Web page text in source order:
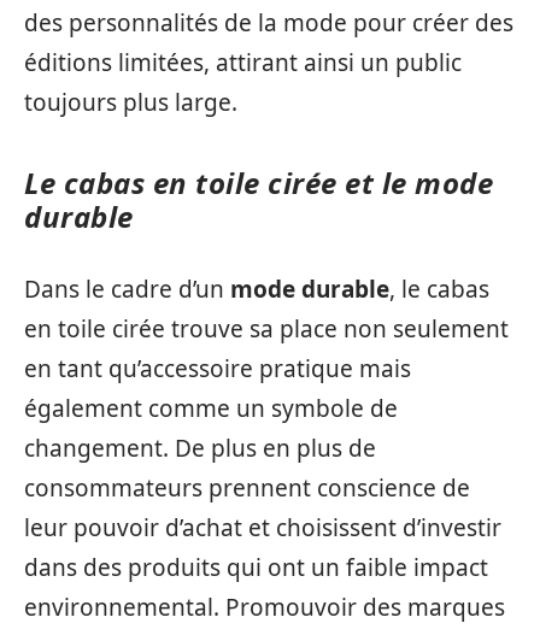
des personnalités de la mode pour créer des
éditions limitées, attirant ainsi un public
toujours plus large.
Le cabas en toile cirée et le mode
durable
Dans le cadre d’un mode durable, le cabas
en toile cirée trouve sa place non seulement
en tant qu’accessoire pratique mais
également comme un symbole de
changement. De plus en plus de
consommateurs prennent conscience de
leur pouvoir d’achat et choisissent d’investir
dans des produits qui ont un faible impact
environnemental. Promouvoir des marques